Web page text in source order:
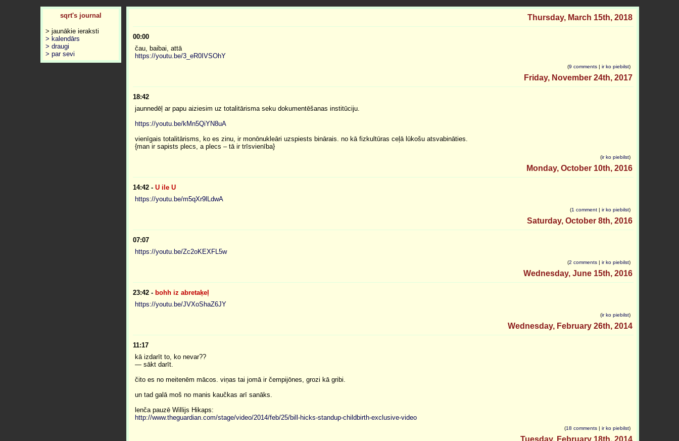
sqrt's journal
> jaunākie ieraksti
> kalendārs
> draugi
> par sevi
Thursday, March 15th, 2018
00:00
čau, baibai, attā
https://youtu.be/3_eR0IVSOhY
(9 comments| ir ko piebilst)
Friday, November 24th, 2017
18:42
jaunnedēļ ar papu aiziesim uz totalitārisma seku dokumentēšanas institūciju.
https://youtu.be/kMn5QiYN8uA
vienīgais totalitārisms, ko es zinu, ir monōnukleāri uzspiests binārais. no kā fizkultūras ceļā lūkošu atsvabināties.
{man ir sapists plecs, a plecs – tā ir trīsvienība}
(ir ko piebilst)
Monday, October 10th, 2016
14:42- U ile U
https://youtu.be/m5qXr9lLdwA
(1 comment| ir ko piebilst)
Saturday, October 8th, 2016
07:07
https://youtu.be/Zc2oKEXFL5w
(2 comments| ir ko piebilst)
Wednesday, June 15th, 2016
23:42- bohh iz abretaķeļ
https://youtu.be/JVXoShaZ6JY
(ir ko piebilst)
Wednesday, February 26th, 2014
11:17
kā izdarīt to, ko nevar??
— sākt darīt.
čito es no meitenēm mācos. viņas tai jomā ir čempijōnes, grozi kā gribi.
un tad galā moš no manis kaučkas arī sanāks.
lenča pauzē Willijs Hikaps:
http://www.theguardian.com/stage/video/2014/feb/25/bill-hicks-standup-child birth-exclusive-video
(18 comments| ir ko piebilst)
Tuesday, February 18th, 2014